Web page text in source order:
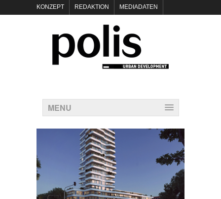
KONZEPT REDAKTION MEDIADATEN
POLIS KEYNOTES
KONTAKT DATENSCHUTZ IMPRESSUM
MENU